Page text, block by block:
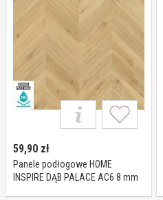
59,90 zł
Panele podłogowe HOME
INSPIRE DĄB PALACE AC6 8 mm